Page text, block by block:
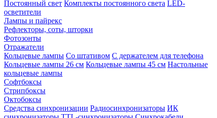
Постоянный свет Комплекты постоянного света LED-
осветители
Лампы и пайрекс
Рефлекторы, соты, шторки
Фотозонты
Отражатели
Кольцевые лампы Со штативом С держателем для телефона
Кольцевые лампы 26 см Кольцевые лампы 45 см Настольные
кольцевые лампы
Софтбоксы
Стрипбоксы
Октобоксы
Средства синхронизации Радиосинхронизаторы ИК